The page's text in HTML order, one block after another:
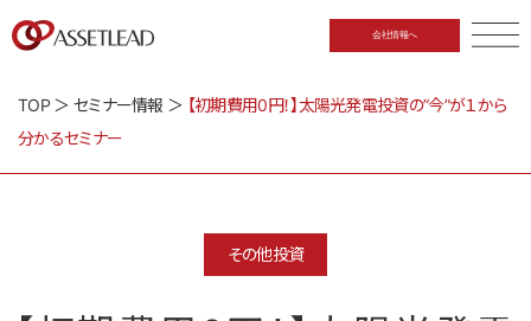
会社情報へ
TOP＞ セミナー情報 ＞ 【初期費用0円！】太陽光発電投資の”今”が１から
分かるセミナー
その他投資